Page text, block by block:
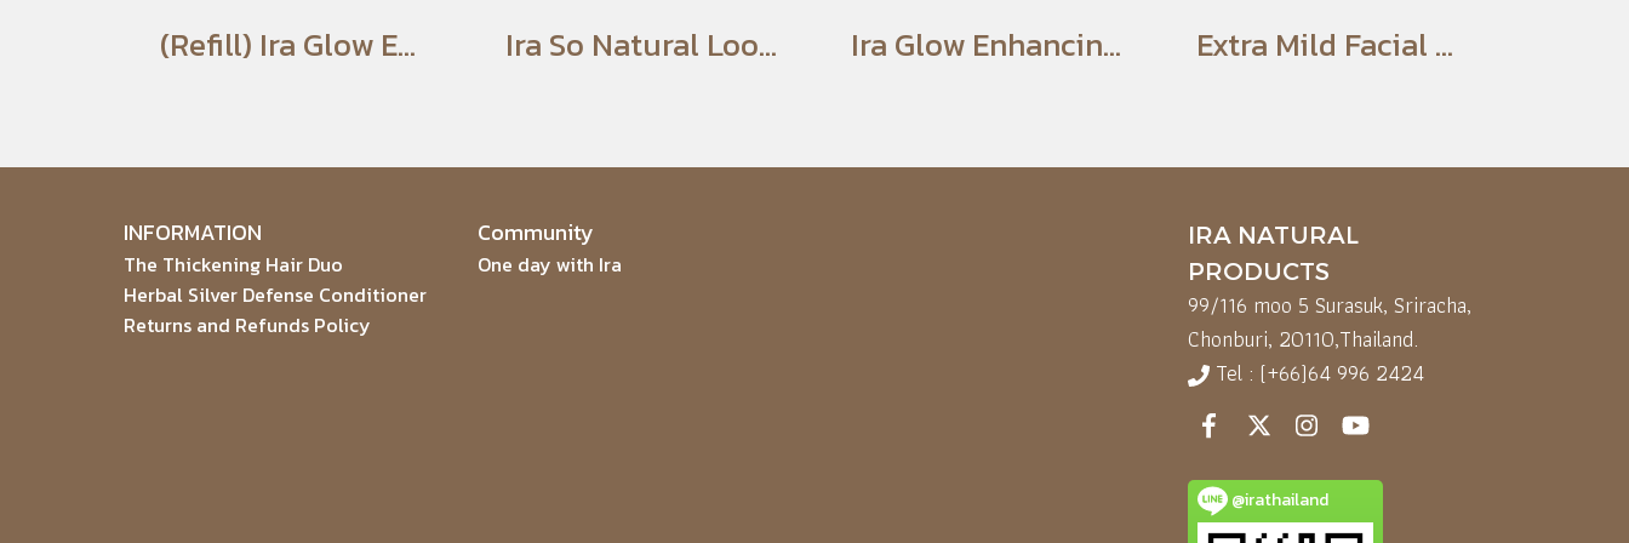
(Refill) Ira Glow Enhancing Powder Foundation Ira So Natural Loose Powder Ira Glow Enhancing Powder Foundation Extra Mild Facial Wash Gel
INFORMATION
The Thickening Hair Duo
Herbal Silver Defense Conditioner
Returns and Refunds Policy
Community
One day with Ira
IRA NATURAL
PRODUCTS
99/116 moo 5 Surasuk, Sriracha,
Chonburi, 20110,Thailand.
Tel : (+66)64 996 2424
@irathailand